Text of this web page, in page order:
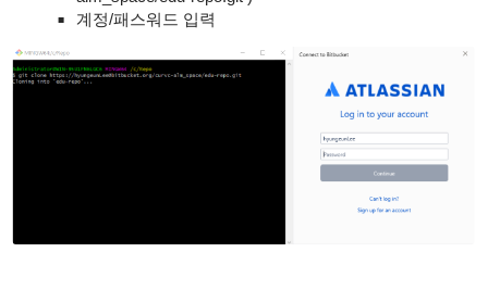
계정/패스워드 입력